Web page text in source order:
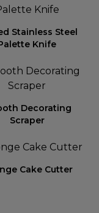
Stainless Steel
Knife
Decorating
Scraper
Cake Cutter